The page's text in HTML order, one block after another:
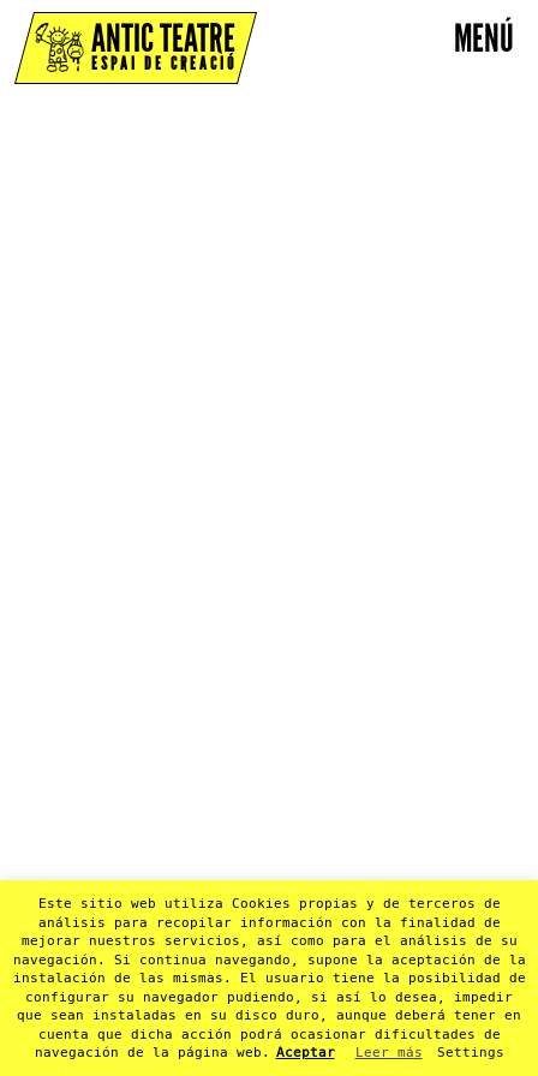
MENÚ
ANTIC TEATRE
ESPAI DE CREACIÓ
Este sitio web utiliza Cookies propias y de terceros de
análisis para recopilar información con la finalidad de
mejorar nuestros servicios, así como para el análisis de su
navegación. Si continua navegando, supone la aceptación de la
instalación de las mismas. El usuario tiene la posibilidad de
configurar su navegador pudiendo, si así lo desea, impedir
que sean instaladas en su disco duro, aunque deberá tener en
cuenta que dicha acción podrá ocasionar dificultades de
navegación de la página web.
Aceptar Leer más Settings